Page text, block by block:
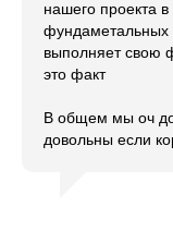
нашего проекта
фундаметальных
выполняет свою
это факт
В общем мы оч
довольны если